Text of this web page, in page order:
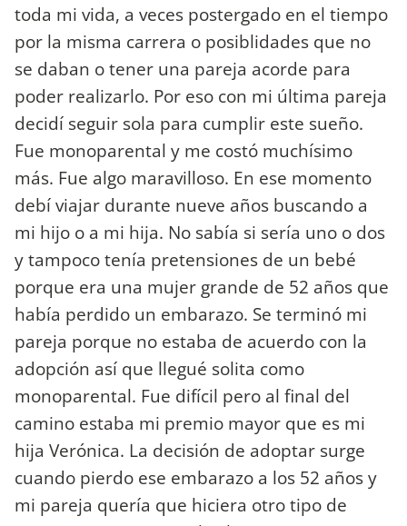
toda mi vida, a veces postergado en el tiempo
por la misma carrera o posiblidades que no
se daban o tener una pareja acorde para
poder realizarlo. Por eso con mi última pareja
decidí seguir sola para cumplir este sueño.
Fue monoparental y me costó muchísimo
más. Fue algo maravilloso. En ese momento
debí viajar durante nueve años buscando a
mi hijo o a mi hija. No sabía si sería uno o dos
y tampoco tenía pretensiones de un bebé
porque era una mujer grande de 52 años que
había perdido un embarazo. Se terminó mi
pareja porque no estaba de acuerdo con la
adopción así que llegué solita como
monoparental. Fue difícil pero al final del
camino estaba mi premio mayor que es mi
hija Verónica. La decisión de adoptar surge
cuando pierdo ese embarazo a los 52 años y
mi pareja quería que hiciera otro tipo de